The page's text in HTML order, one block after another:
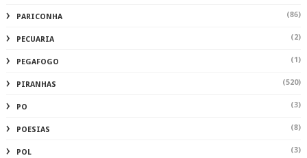
PARICONHA (86)
PECUARIA (2)
PEGAFOGO (1)
PIRANHAS (520)
PO (3)
POESIAS (8)
POL (3)